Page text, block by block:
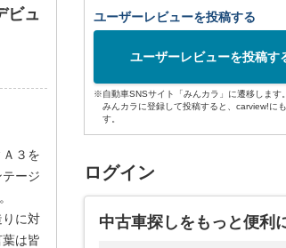
ビュ
３を
ージ
に対
は皆
ユーザーレビューを投稿する
ユーザーレビューを投稿す
※自動車SNSサイト「みんカラ」に遷移します。
みんカラに登録して投稿すると、carview!に
す。
ログイン
中古車探しをもっと便利